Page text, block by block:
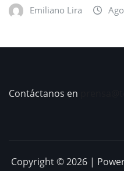
Emiliano Lira
Contáctanos en
Copyright © 2026 |